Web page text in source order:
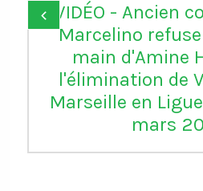
VIDÉO - Ancien
Marcelino
main d'Amine
l'élimination de
Marseille en
mars
‹